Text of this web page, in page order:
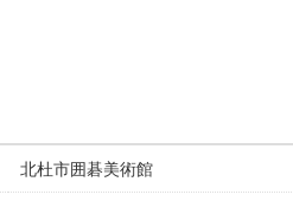
北杜市囲碁美術館